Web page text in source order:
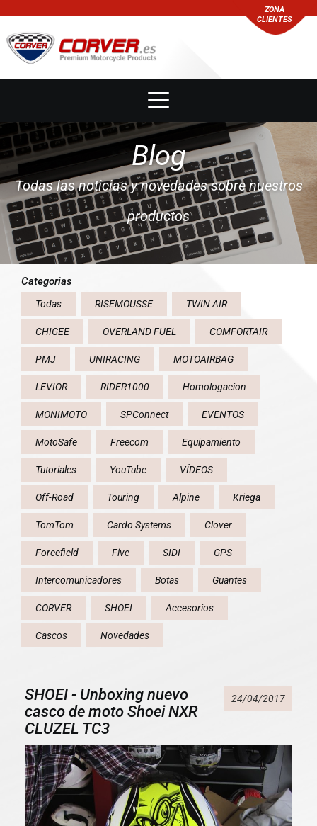
ZONA
CLIENTES
Blog
Todas las noticias y novedades sobre nuestros
productos
Categorias
Todas RISEMOUSSE TWIN AIR
CHIGEE OVERLAND FUEL COMFORTAIR
PMJ UNIRACING MOTOAIRBAG
LEVIOR RIDER1000 Homologacion
MONIMOTO SPConnect EVENTOS
MotoSafe Freecom Equipamiento
Tutoriales YouTube VÍDEOS
Off-Road Touring Alpine Kriega
TomTom Cardo Systems Clover
Forcefield Five SIDI GPS
Intercomunicadores Botas Guantes
CORVER SHOEI Accesorios
Cascos Novedades
SHOEI - Unboxing nuevo
casco de moto Shoei NXR
CLUZEL TC3
24/04/2017